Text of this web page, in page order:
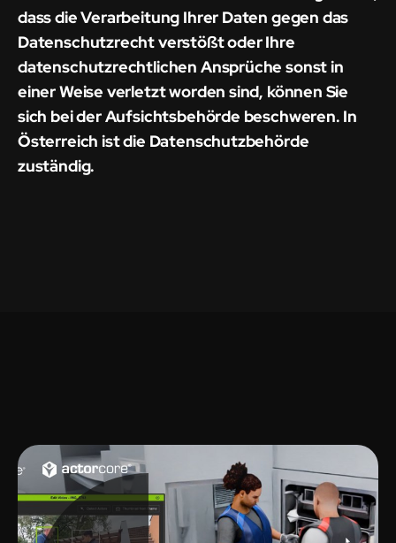
dass die Verarbeitung Ihrer Daten gegen das
Datenschutzrecht verstößt oder Ihre
datenschutzrechtlichen Ansprüche sonst in
einer Weise verletzt worden sind, können Sie
sich bei der Aufsichtsbehörde beschweren. In
Österreich ist die Datenschutzbehörde
zuständig.